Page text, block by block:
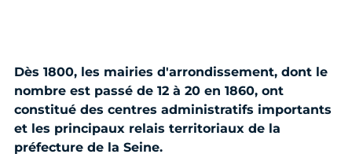
Dès 1800, les mairies d'arrondissement, dont le
nombre est passé de 12 à 20 en 1860, ont
constitué des centres administratifs importants
et les principaux relais territoriaux de la
préfecture de la Seine.